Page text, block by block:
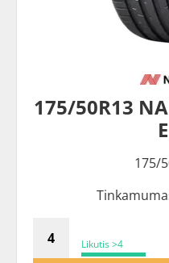
175/50R13
175/
Likutis >4